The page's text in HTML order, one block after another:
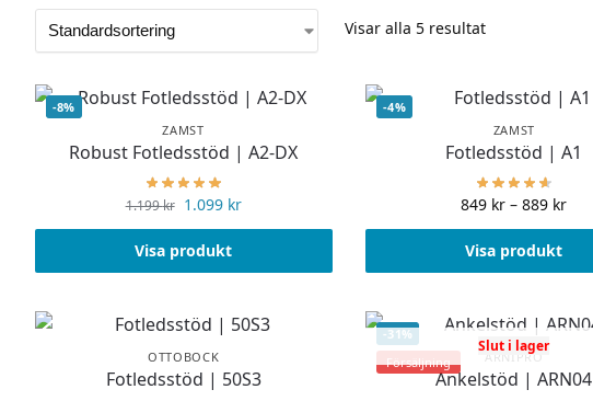
Visar alla 5 resultat
-8%
ZAMST
Robust Fotledsstöd | A2-DX
1.199kr 1.099 kr
Visa produkt
-4%
ZAMST
Fotledsstöd | A1
849 kr – 889 kr
Visa produkt
OTTOBOCK
Fotledsstöd | 50S3
-31%
Försäljning
Slut i lager
ARNIPRO
Ankelstöd | ARN04